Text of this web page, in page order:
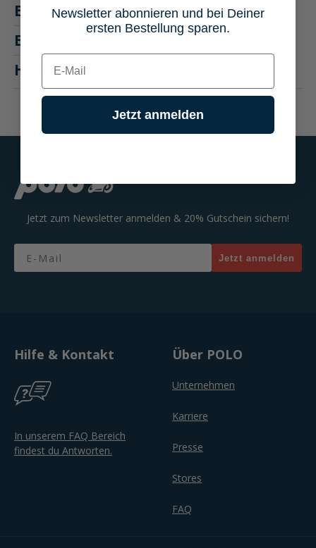
Eigenschaften
Bewertungen
Hersteller "Schuberth"
Jetzt zum Newsletter anmelden & 20% Gutschein sichern!
Email
Jetzt anmelden
Hilfe & Kontakt
In unserem FAQ Bereich
findest du Antworten.
Über POLO
Unternehmen
Karriere
Presse
Stores
FAQ
Newsletter abonnieren und bei Deiner
ersten Bestellung sparen.
E-mail
Jetzt anmelden